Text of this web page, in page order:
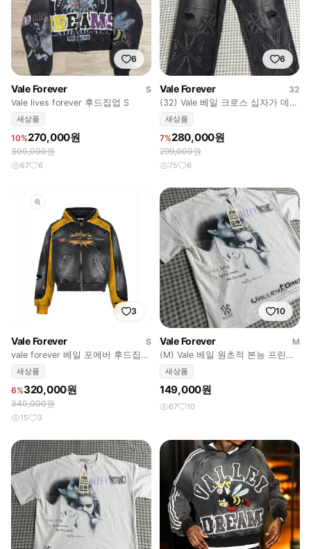
6
Vale Forever
S
Vale lives forever 후드집업 S
새상품
10%270,000원
300,000원
67 6
6
Vale Forever
32
(32) Vale 베일 크로스 십자가 데님
진 블랙
새상품
7%280,000원
299,000원
75 6
3
Vale Forever
S
vale forever 베일 포에버 후드집업
새상품
6%320,000원
340,000원
15 3
10
Vale Forever
M
(M) Vale 베일 원초적 본능 프린팅
박스 컷 반팔티 화이트
새상품
149,000원
67 10